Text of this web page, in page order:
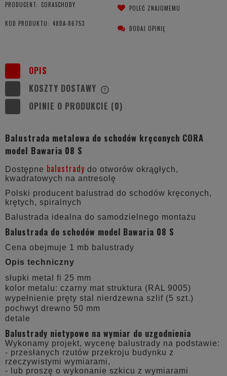
PRODUCENT: CORASCHODY
KOD PRODUKTU: 48DA-86753
POLEĆ ZNAJOMEMU
DODAJ OPINIĘ
OPIS
KOSZTY DOSTAWY
KOSZTÓW PŁATNOŚCI
OPINIE O PRODUKCIE (0)
Balustrada metalowa do schodów kręconych CORA
model Bawaria 08 S
Dostępne balustrady do otworów okrągłych,
kwadratowych na antresolę
Polski producent balustrad do schodów kręconych,
krętych, spiralnych
Balustrada idealna do samodzielnego montażu
Balustrada do schodów model Bawaria 08 S
Cena obejmuje 1 mb balustrady
Opis techniczny
słupki metal fi 25 mm
kolor metalu: czarny mat struktura (RAL 9005)
wypełnienie pręty stal nierdzewna szlif (5 szt.)
pochwyt drewno 50 mm
detale
Balustrady nietypowe na wymiar do uzgodnienia
Wykonamy projekt, wycenę balustrady na podstawie:
- przesłanych rzutów przekroju budynku z
rzeczywistymi wymiarami,
- lub proszę o wykonanie szkicu z wymiarami